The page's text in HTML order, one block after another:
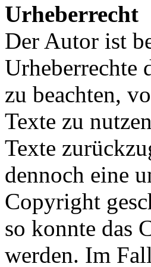
Urheberrecht
Der Autor ist
Urheberrechte
zu beachten,
Texte zu
Texte
dennoch eine
Copyright
so konnte das
werden. Im